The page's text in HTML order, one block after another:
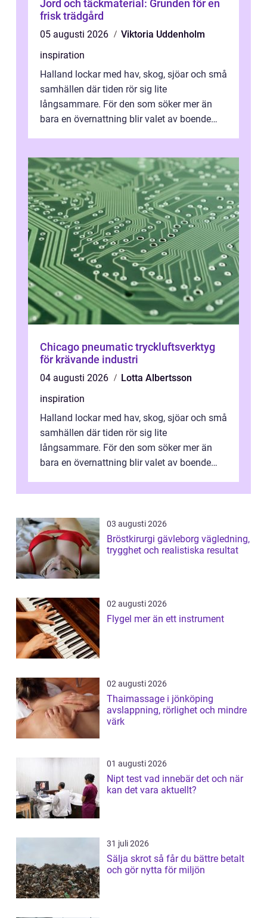
Jord och täckmaterial: Grunden för en
frisk trädgård
05 augusti 2026
Viktoria Uddenholm
inspiration
Halland lockar med hav, skog, sjöar och små
samhällen där tiden rör sig lite
långsammare. För den som söker mer än
bara en övernattning blir valet av boende
Chicago pneumatic tryckluftsverktyg
för krävande industri
04 augusti 2026
Lotta Albertsson
inspiration
Halland lockar med hav, skog, sjöar och små
samhällen där tiden rör sig lite
långsammare. För den som söker mer än
bara en övernattning blir valet av boende
utgå...
03 augusti 2026
Bröstkirurgi gävleborg vägledning,
trygghet och realistiska resultat
02 augusti 2026
Flygel mer än ett instrument
02 augusti 2026
Thaimassage i jönköping
avslappning, rörlighet och mindre
värk
01 augusti 2026
Nipt test vad innebär det och när
kan det vara aktuellt?
31 juli 2026
Sälja skrot så får du bättre betalt
och gör nytta för miljön